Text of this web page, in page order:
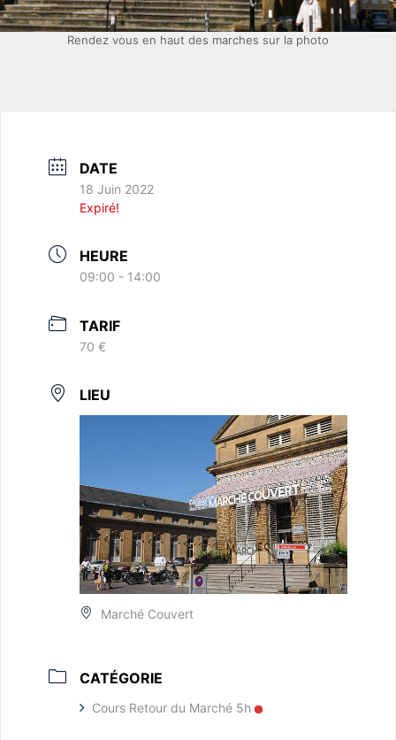
Rendez vous en haut des marches sur la photo
DATE
18 Juin 2022
Expiré!
HEURE
09:00 - 14:00
TARIF
70 €
LIEU
Marché Couvert
CATÉGORIE
Cours Retour du Marché 5h